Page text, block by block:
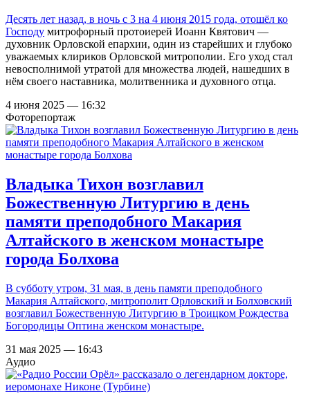
Десять лет назад, в ночь с 3 на 4 июня 2015 года, отошёл ко
Господу митрофорный протоиерей Иоанн Квятович —
духовник Орловской епархии, один из старейших и глубоко
уважаемых клириков Орловской митрополии. Его уход стал
невосполнимой утратой для множества людей, нашедших в
нём своего наставника, молитвенника и духовного отца.
4 июня 2025 — 16:32
Фоторепортаж
Владыка Тихон возглавил
Божественную Литургию в день
памяти преподобного Макария
Алтайского в женском монастыре
города Болхова
В субботу утром, 31 мая, в день памяти преподобного
Макария Алтайского, митрополит Орловский и Болховский
возглавил Божественную Литургию в Троицком Рождества
Богородицы Оптина женском монастыре.
31 мая 2025 — 16:43
Аудио